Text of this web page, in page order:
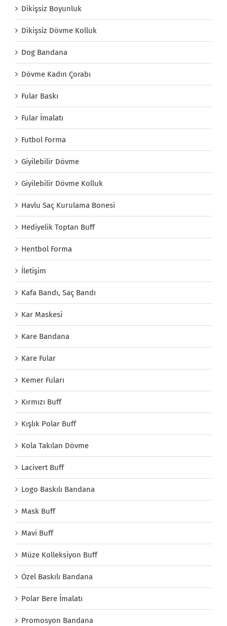
Dikişsiz Boyunluk
Dikişsiz Dövme Kolluk
Dog Bandana
Dövme Kadın Çorabı
Fular Baskı
Fular İmalatı
Futbol Forma
Giyilebilir Dövme
Giyilebilir Dövme Kolluk
Havlu Saç Kurulama Bonesi
Hediyelik Toptan Buff
Hentbol Forma
İletişim
Kafa Bandı, Saç Bandı
Kar Maskesi
Kare Bandana
Kare Fular
Kemer Fuları
Kırmızı Buff
Kışlık Polar Buff
Kola Takılan Dövme
Lacivert Buff
Logo Baskılı Bandana
Mask Buff
Mavi Buff
Müze Kolleksiyon Buff
Özel Baskılı Bandana
Polar Bere İmalatı
Promosyon Bandana